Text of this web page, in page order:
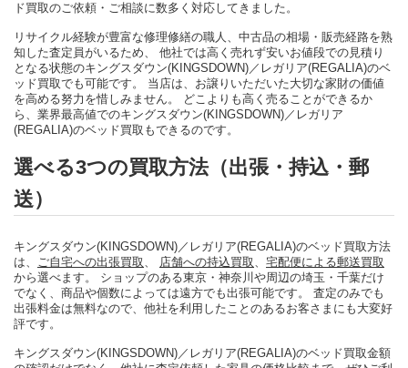
ド買取のご依頼・ご相談に数多く対応してきました。
リサイクル経験が豊富な修理修繕の職人、中古品の相場・販売経路を熟
知した査定員がいるため、 他社では高く売れず安いお値段での見積り
となる状態のキングスダウン(KINGSDOWN)／レガリア(REGALIA)のベ
ッド買取でも可能です。 当店は、お譲りいただいた大切な家財の価値
を高める努力を惜しみません。 どこよりも高く売ることができるか
ら、業界最高値でのキングスダウン(KINGSDOWN)／レガリア
(REGALIA)のベッド買取もできるのです。
選べる3つの買取方法（出張・持込・郵
送）
キングスダウン(KINGSDOWN)／レガリア(REGALIA)のベッド買取方法
は、 ご自宅への出張買取 、 店舗への持込買取 、 宅配便による郵送買取
から選べます。 ショップのある東京・神奈川や周辺の埼玉・千葉だけ
でなく、商品や個数によっては遠方でも出張可能です。 査定のみでも
出張料金は無料なので、他社を利用したことのあるお客さまにも大変好
評です。
キングスダウン(KINGSDOWN)／レガリア(REGALIA)のベッド買取金額